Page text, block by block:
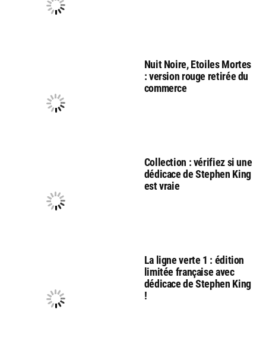
Nuit Noire, Etoiles Mortes
: version rouge retirée du
commerce
Collection : vérifiez si une
dédicace de Stephen King
est vraie
La ligne verte 1 : édition
limitée française avec
dédicace de Stephen King
!